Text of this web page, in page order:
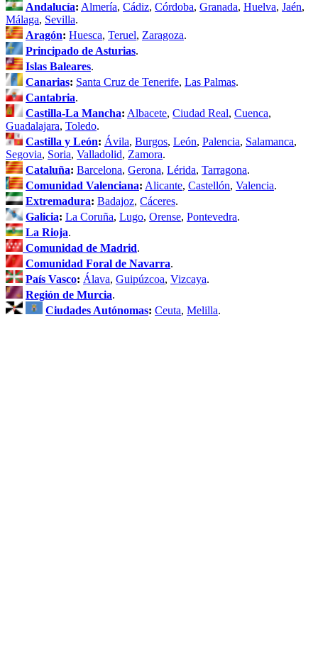
Andalucía: Almería, Cádiz, Córdoba, Granada, Huelva, Jaén,
Málaga, Sevilla.
Aragón: Huesca, Teruel, Zaragoza.
Principado de Asturias.
Islas Baleares.
Canarias: Santa Cruz de Tenerife, Las Palmas.
Cantabria.
Castilla-La Mancha: Albacete, Ciudad Real, Cuenca,
Guadalajara, Toledo.
Castilla y León: Ávila, Burgos, León, Palencia, Salamanca,
Segovia, Soria, Valladolid, Zamora.
Cataluña: Barcelona, Gerona, Lérida, Tarragona.
Comunidad Valenciana: Alicante, Castellón, Valencia.
Extremadura: Badajoz, Cáceres.
Galicia: La Coruña, Lugo, Orense, Pontevedra.
La Rioja.
Comunidad de Madrid.
Comunidad Foral de Navarra.
País Vasco: Álava, Guipúzcoa, Vizcaya.
Región de Murcia.
Ciudades Autónomas: Ceuta, Melilla.